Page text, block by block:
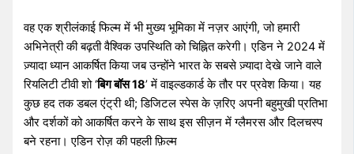
वह एक श्रीलंकाई फिल्म में भी मुख्य भूमिका में नज़र आएंगी, जो हमारी
अभिनेत्री की बढ़ती वैश्विक उपस्थिति को चिह्नित करेगी। एडिन ने 2024 में
ज़्यादा ध्यान आकर्षित किया जब उन्होंने भारत के सबसे ज़्यादा देखे जाने वाले
रियलिटी टीवी शो ‘बिग बॉस 18’ में वाइल्डकार्ड के तौर पर प्रवेश किया। यह
कुछ हद तक डबल एंट्री थी; डिजिटल स्पेस के ज़रिए अपनी बहुमुखी प्रतिभा
और दर्शकों को आकर्षित करने के साथ इस सीज़न में ग्लैमरस और दिलचस्प
बने रहना। एडिन रोज़ की पहली फ़िल्म